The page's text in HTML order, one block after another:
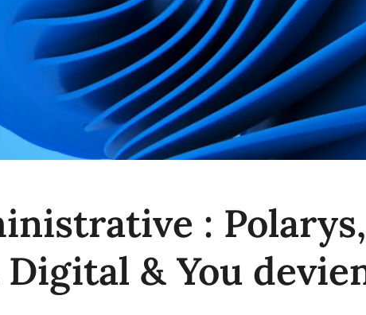
: Polarys,
Digital & You